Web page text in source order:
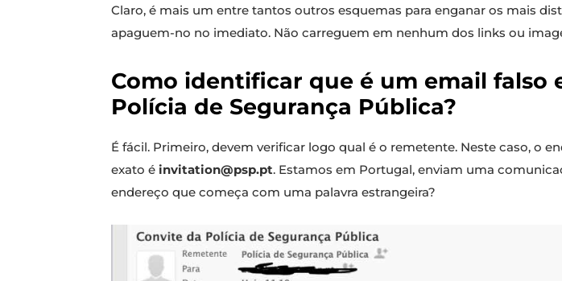
Claro, é mais um entre tantos outros esquemas para enganar os mais
apaguem-no no imediato. Não carreguem em nenhum dos links ou
Como identificar que é um email falso
Polícia de Segurança Pública?
É fácil. Primeiro, devem verificar logo qual é o remetente. Neste caso, o
exato é invitation@psp.pt. Estamos em Portugal, enviam uma
endereço que começa com uma palavra estrangeira?